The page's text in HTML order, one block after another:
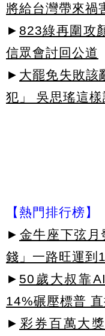
將給台灣帶來禍
► 823綠再圍攻
信眾會討回公道
► 大罷免失敗該
犯」 吳思瑤這樣
【熱門排行榜】
► 金牛座下弦
錢」一路旺運到
► 50歲大叔靠
14%碾壓標普
► 彩券百萬大